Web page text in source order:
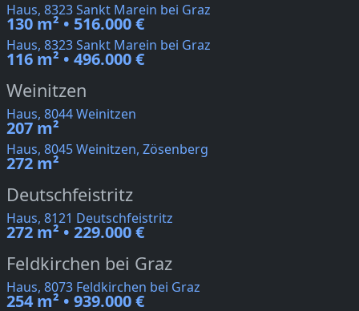
Haus, 8323 Sankt Marein bei Graz
130 m² • 516.000 €
Haus, 8323 Sankt Marein bei Graz
116 m² • 496.000 €
Weinitzen
Haus, 8044 Weinitzen
207 m²
Haus, 8045 Weinitzen, Zösenberg
272 m²
Deutschfeistritz
Haus, 8121 Deutschfeistritz
272 m² • 229.000 €
Feldkirchen bei Graz
Haus, 8073 Feldkirchen bei Graz
254 m² • 939.000 €